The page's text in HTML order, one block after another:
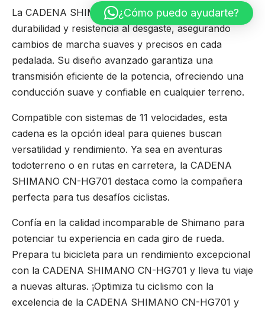
La CADENA SHIMANO CN-HG701 brilla con
durabilidad y resistencia al desgaste, asegurando
cambios de marcha suaves y precisos en cada
pedalada. Su diseño avanzado garantiza una
transmisión eficiente de la potencia, ofreciendo una
conducción suave y confiable en cualquier terreno.
Compatible con sistemas de 11 velocidades, esta
cadena es la opción ideal para quienes buscan
versatilidad y rendimiento. Ya sea en aventuras
todoterreno o en rutas en carretera, la CADENA
SHIMANO CN-HG701 destaca como la compañera
perfecta para tus desafíos ciclistas.
Confía en la calidad incomparable de Shimano para
potenciar tu experiencia en cada giro de rueda.
Prepara tu bicicleta para un rendimiento excepcional
con la CADENA SHIMANO CN-HG701 y lleva tu viaje
a nuevas alturas. ¡Optimiza tu ciclismo con la
excelencia de la CADENA SHIMANO CN-HG701 y
¿Cómo puedo ayudarte?